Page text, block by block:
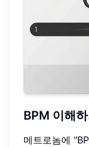
BPM 이해
메트로놈에